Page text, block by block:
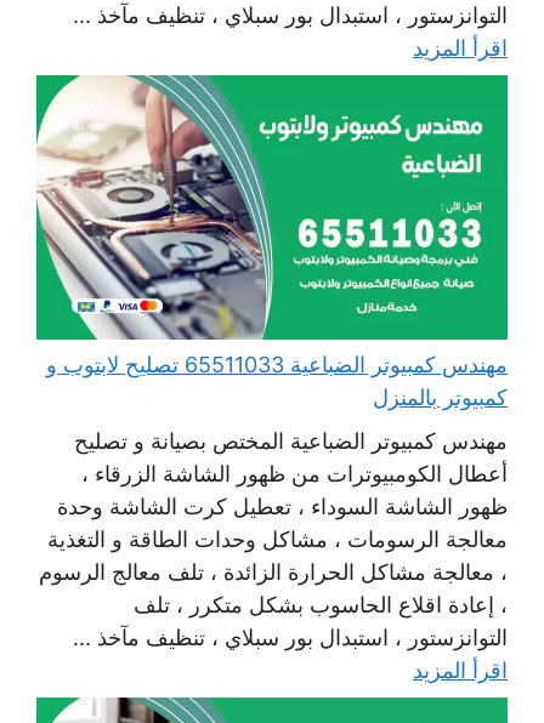
التوانزستور ، استبدال بور سبلاي ، تنظيف مآخذ ...
اقرأ المزيد
مهندس كمبيوتر الضباعية 65511033 تصليح لابتوب و
كمبيوتر بالمنزل
مهندس كمبيوتر الضباعية المختص بصيانة و تصليح
أعطال الكومبيوترات من ظهور الشاشة الزرقاء ،
ظهور الشاشة السوداء ، تعطيل كرت الشاشة وحدة
معالجة الرسومات ، مشاكل وحدات الطاقة و التغذية
، معالجة مشاكل الحرارة الزائدة ، تلف معالج الرسوم
، إعادة اقلاع الحاسوب بشكل متكرر ، تلف
التوانزستور ، استبدال بور سبلاي ، تنظيف مآخذ ...
اقرأ المزيد